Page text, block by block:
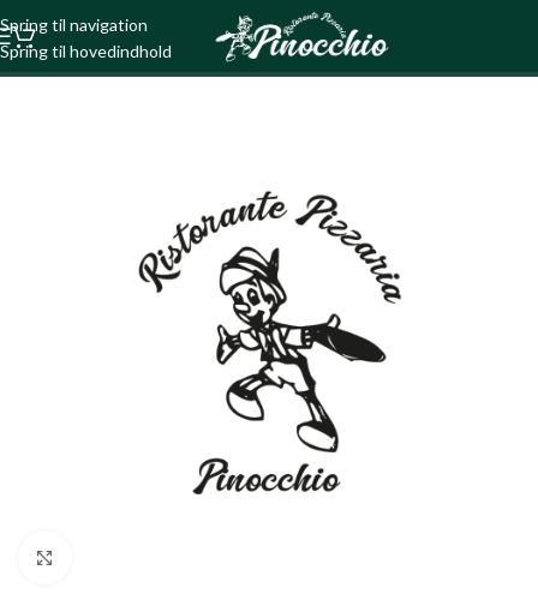
Spring til navigation
Spring til hovedindhold